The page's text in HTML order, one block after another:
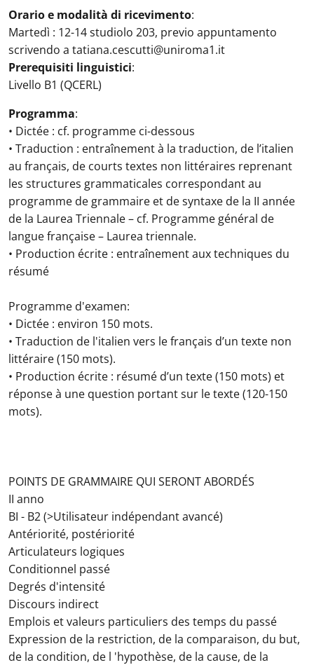
Orario e modalità di ricevimento:
Martedì : 12-14 studiolo 203, previo appuntamento
scrivendo a tatiana.cescutti@uniroma1.it
Prerequisiti linguistici:
Livello B1 (QCERL)
Programma:
• Dictée : cf. programme ci-dessous
• Traduction : entraînement à la traduction, de l’italien
au français, de courts textes non littéraires reprenant
les structures grammaticales correspondant au
programme de grammaire et de syntaxe de la II année
de la Laurea Triennale – cf. Programme général de
langue française – Laurea triennale.
• Production écrite : entraînement aux techniques du
résumé
Programme d'examen:
• Dictée : environ 150 mots.
• Traduction de l'italien vers le français d’un texte non
littéraire (150 mots).
• Production écrite : résumé d’un texte (150 mots) et
réponse à une question portant sur le texte (120-150
mots).
POINTS DE GRAMMAIRE QUI SERONT ABORDÉS
II anno
BI - B2 (>Utilisateur indépendant avancé)
Antériorité, postériorité
Articulateurs logiques
Conditionnel passé
Degrés d'intensité
Discours indirect
Emplois et valeurs particuliers des temps du passé
Expression de la restriction, de la comparaison, du but,
de la condition, de l 'hypothèse, de la cause, de la